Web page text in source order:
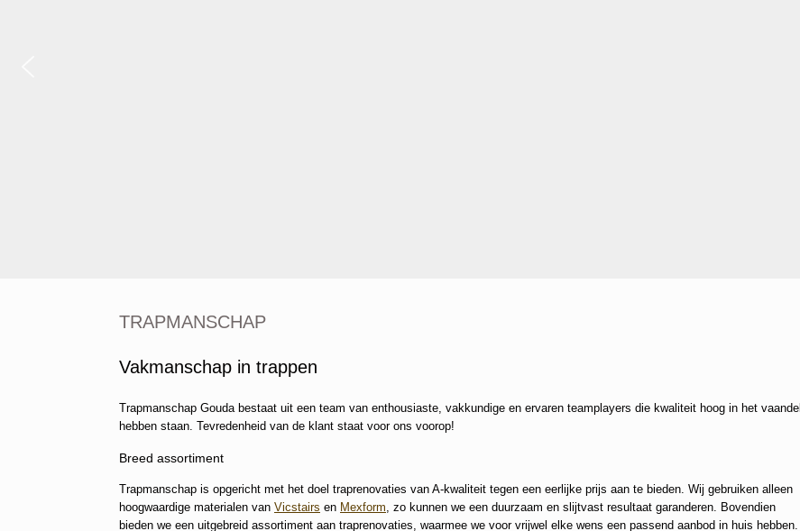
TRAPMANSCHAP
Vakmanschap in trappen
Trapmanschap Gouda bestaat uit een team van enthousiaste, vakkundige en ervaren teamplayers die kwaliteit hoog in het vaandel
hebben staan. Tevredenheid van de klant staat voor ons voorop!
Breed assortiment
Trapmanschap is opgericht met het doel traprenovaties van A-kwaliteit tegen een eerlijke prijs aan te bieden. Wij gebruiken alleen
hoogwaardige materialen van Vicstairs en Mexform, zo kunnen we een duurzaam en slijtvast resultaat garanderen. Bovendien
bieden we een uitgebreid assortiment aan traprenovaties, waarmee we voor vrijwel elke wens een passend aanbod in huis hebben.